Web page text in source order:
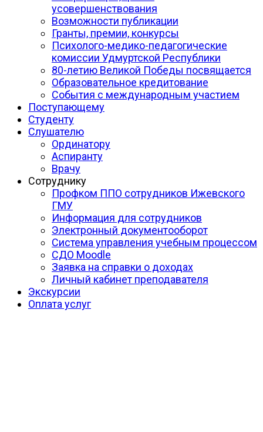
усовершенствования
Возможности публикации
Гранты, премии, конкурсы
Психолого-медико-педагогические
комиссии Удмуртской Республики
80-летию Великой Победы посвящается
Образовательное кредитование
События с международным участием
Поступающему
Студенту
Слушателю
Ординатору
Аспиранту
Врачу
Сотруднику
Профком ППО сотрудников Ижевского
ГМУ
Информация для сотрудников
Электронный документооборот
Система управления учебным процессом
СДО Moodle
Заявка на справки о доходах
Личный кабинет преподавателя
Экскурсии
Оплата услуг